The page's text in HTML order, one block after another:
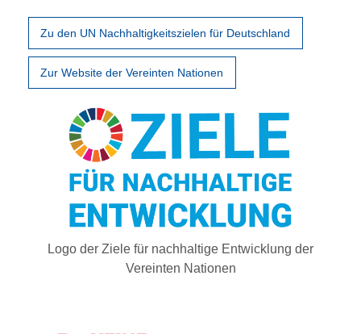
Zu den UN Nachhaltigkeitszielen für Deutschland
Zur Website der Vereinten Nationen
Logo der Ziele für nachhaltige Entwicklung der
Vereinten Nationen